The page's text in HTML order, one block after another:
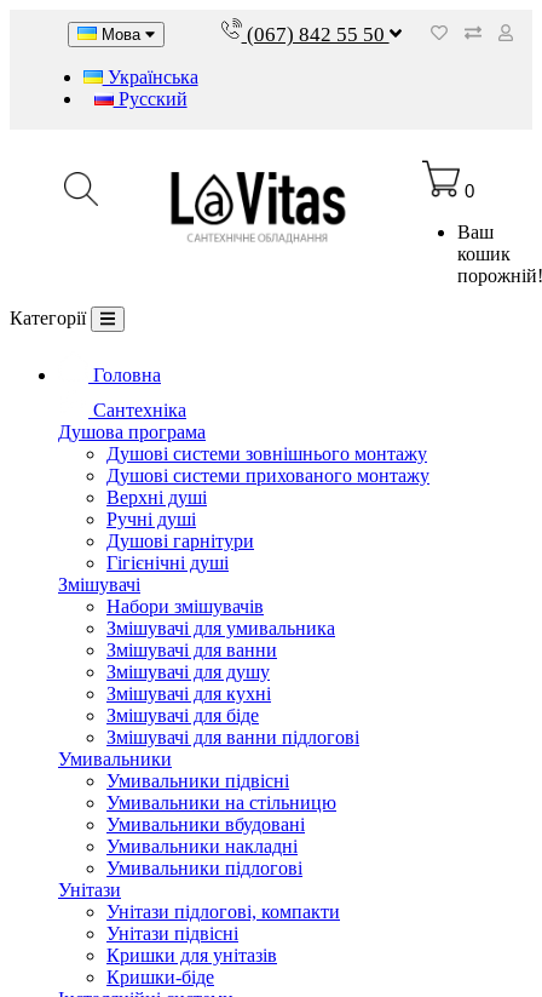
Мова
Українська
Русский
(067) 842 55 50
0
Ваш
кошик
Категорії
Головна
Сантехніка
Душова програма
Душові системи зовнішнього монтажу
Душові системи прихованого монтажу
Верхні душі
Ручні душі
Душові гарнітури
Гігієнічні душі
Змішувачі
Набори змішувачів
Змішувачі для умивальника
Змішувачі для ванни
Змішувачі для душу
Змішувачі для кухні
Змішувачі для біде
Змішувачі для ванни підлогові
Умивальники
Умивальники підвісні
Умивальники на стільницю
Умивальники вбудовані
Умивальники накладні
Умивальники підлогові
Унітази
Унітази підлогові, компакти
Унітази підвісні
Кришки для унітазів
Кришки-біде